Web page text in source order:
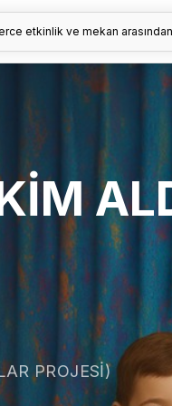
etkinlik ve mekan
PROJESİ)